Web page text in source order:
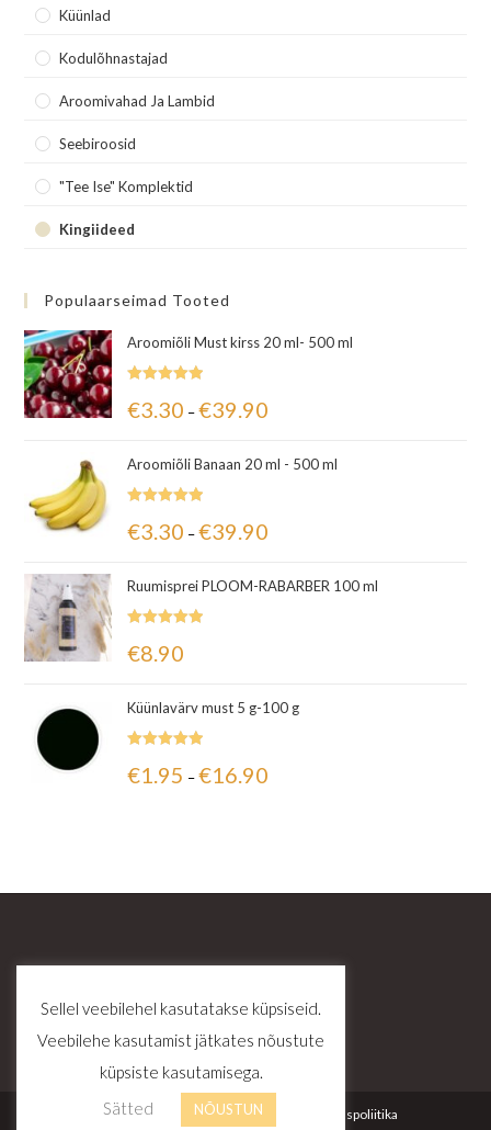
Küünlad
Kodulõhnastajad
Aroomivahad Ja Lambid
Seebiroosid
"Tee Ise" Komplektid
Kingiideed
Populaarseimad Tooted
Aroomiõli Must kirss 20 ml- 500 ml
5.00/ 5
€3.30 – €39.90
Aroomiõli Banaan 20 ml - 500 ml
5.00/ 5
€3.30 – €39.90
Ruumisprei PLOOM-RABARBER 100 ml
5.00/ 5
€8.90
Küünlavärv must 5 g-100 g
5.00/ 5
€1.95 – €16.90
Kontakt Tellimustingimused Privaatsuspoliitika
Sellel veebilehel kasutatakse küpsiseid.
Veebilehe kasutamist jätkates nõustute
küpsiste kasutamisega.
Sätted
NÕUSTUN